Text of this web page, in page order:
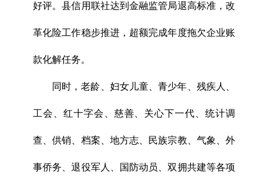
好评。县信用联社达到金融监管局退高标准，改
革化险工作稳步推进，超额完成年度拖欠企业账
款化解任务。
同时，老龄、妇女儿童、青少年、残疾人、
工会、红十字会、慈善、关心下一代、统计调
查、供销、档案、地方志、民族宗教、气象、外
事侨务、退役军人、国防动员、双拥共建等各项